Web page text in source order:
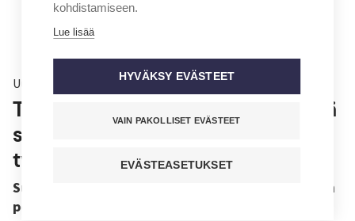
Uutinen
Tutkimus: Potilaat ovat tyytyväisiä
sairaaloihin, mutta hoitajien
työtyytyväisyys on laskenut
Suomalaiset sairaalat ovat potilastyytyväisyyden
perusteella entistä vetovoimaisempia, mutta
kohdistamiseen.
Lue lisää
HYVÄKSY EVÄSTEET
VAIN PAKOLLISET EVÄSTEET
EVÄSTEASETUKSET